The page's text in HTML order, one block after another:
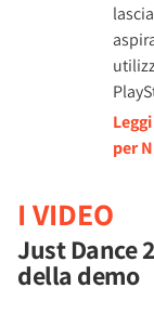
per
I VIDEO
Just Dance
della demo